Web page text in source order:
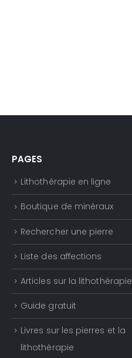
PAGES
Lithothérapie en ligne
Boutique de minéraux
Rechercher une pierre
Liste des affections
Articles sur la lithothérapie
Guide gratuit
Livres sur les pierres et la
lithothérapie